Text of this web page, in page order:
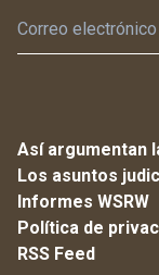
Así argumentan
Los asuntos
Informes WSRW
Política de
RSS Feed